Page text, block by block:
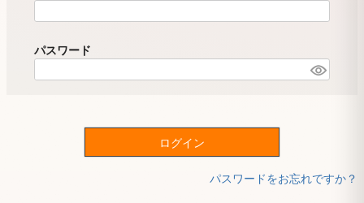
パスワード
ログイン
パスワードをお忘れですか？